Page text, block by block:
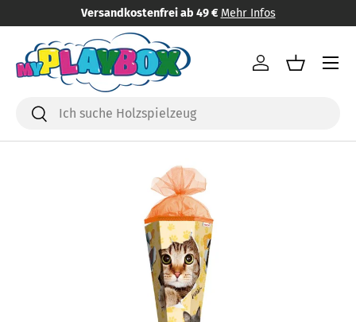
Direkt zum Inhalt
Versandkostenfrei ab 49 € Mehr Infos
Suchen
Suchen
Einloggen
Menü